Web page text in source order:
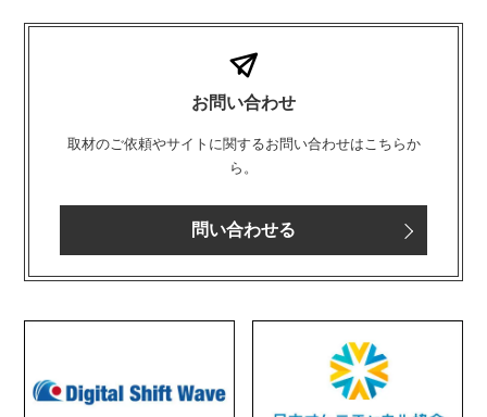
お問い合わせ
取材のご依頼やサイトに関するお問い合わせはこちらか
ら。
問い合わせる